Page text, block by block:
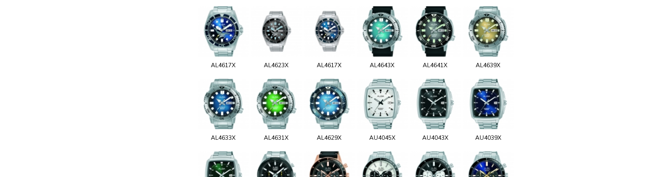
AL4617X AL4623X AL4617X AL4643X AL4641X AL4639X
AL4633X AL4631X AL4629X AU4045X AU4043X AU4039X